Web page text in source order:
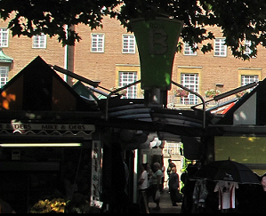
Aller
au
contenu